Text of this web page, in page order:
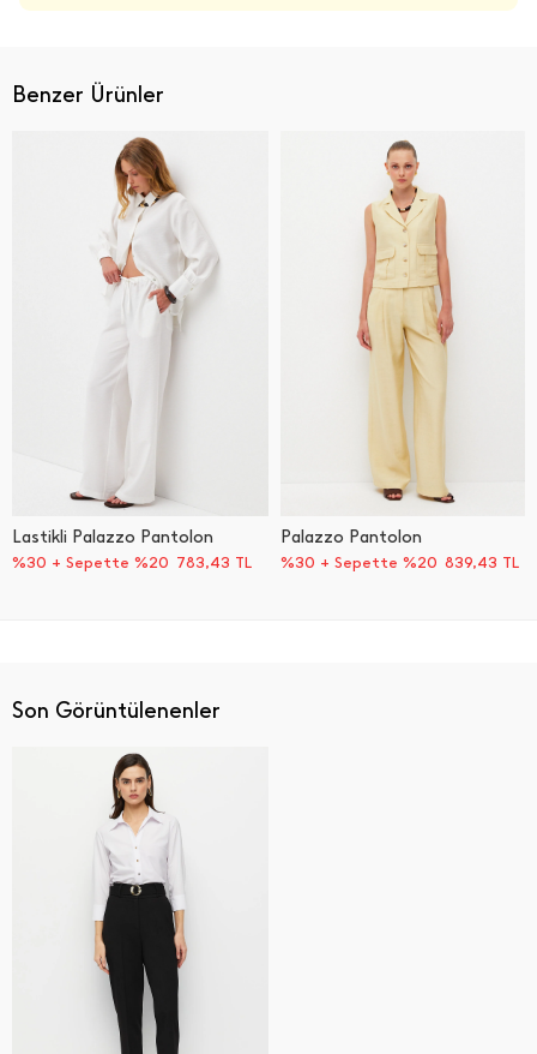
Benzer Ürünler
Lastikli Palazzo Pantolon
%30 + Sepette %20 783,43 TL
Palazzo Pantolon
%30 + Sepette %20 839,43 TL
Son Görüntülenenler